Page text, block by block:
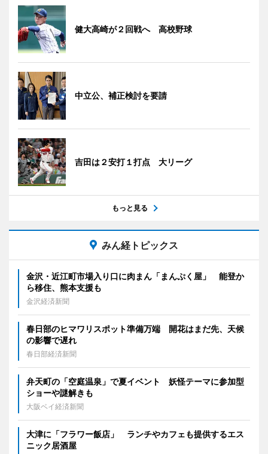
健大高崎が２回戦へ 高校野球
中立公、補正検討を要請
吉田は２安打１打点 大リーグ
もっと見る
みん経トピックス
金沢・近江町市場入り口に肉まん「まんぷく屋」 能登か
ら移住、熊本支援も
金沢経済新聞
春日部のヒマワリスポット準備万端 開花はまだ先、天候
の影響で遅れ
春日部経済新聞
弁天町の「空庭温泉」で夏イベント 妖怪テーマに参加型
ショーや謎解きも
大阪ベイ経済新聞
大津に「フラワー飯店」 ランチやカフェも提供するエス
ニック居酒屋